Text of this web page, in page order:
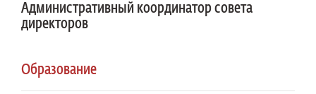
Административный координатор совета
директоров
Образование